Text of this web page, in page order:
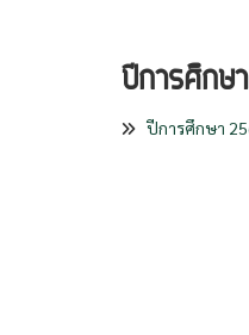
ปีการศึกษา
ปีการศึกษา